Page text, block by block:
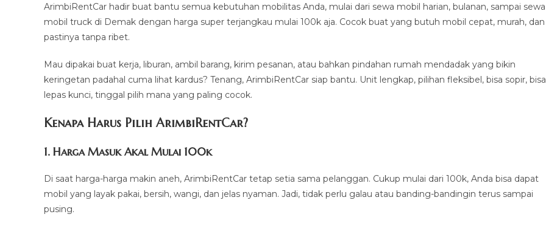
ArimbiRentCar hadir buat bantu semua kebutuhan mobilitas Anda, mulai dari sewa mobil harian, bulanan, sampai sewa
mobil truck di Demak dengan harga super terjangkau mulai 100k aja. Cocok buat yang butuh mobil cepat, murah, dan
pastinya tanpa ribet.
Mau dipakai buat kerja, liburan, ambil barang, kirim pesanan, atau bahkan pindahan rumah mendadak yang bikin
keringetan padahal cuma lihat kardus? Tenang, ArimbiRentCar siap bantu. Unit lengkap, pilihan fleksibel, bisa sopir, bisa
lepas kunci, tinggal pilih mana yang paling cocok.
Kenapa Harus Pilih ArimbiRentCar?
1. Harga Masuk Akal Mulai 100k
Di saat harga-harga makin aneh, ArimbiRentCar tetap setia sama pelanggan. Cukup mulai dari 100k, Anda bisa dapat
mobil yang layak pakai, bersih, wangi, dan jelas nyaman. Jadi, tidak perlu galau atau banding-bandingin terus sampai
pusing.